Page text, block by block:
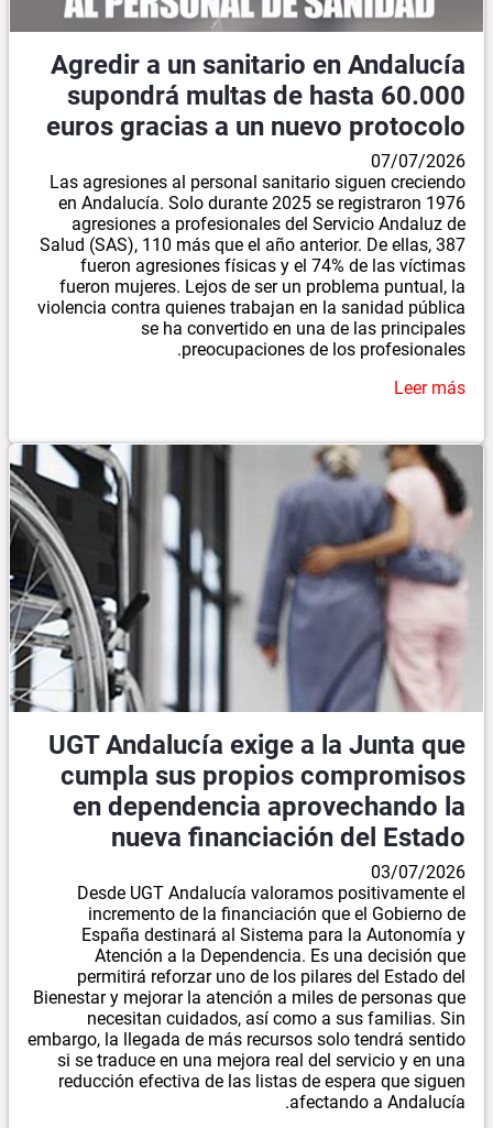
Agredir a un sanitario en Andalucía
supondrá multas de hasta 60.000
euros gracias a un nuevo protocolo
07/07/2026
Las agresiones al personal sanitario siguen creciendo
en Andalucía. Solo durante 2025 se registraron 1976
agresiones a profesionales del Servicio Andaluz de
Salud (SAS), 110 más que el año anterior. De ellas, 387
fueron agresiones físicas y el 74% de las víctimas
fueron mujeres. Lejos de ser un problema puntual, la
violencia contra quienes trabajan en la sanidad pública
se ha convertido en una de las principales
preocupaciones de los profesionales.
Leer más
UGT Andalucía exige a la Junta que
cumpla sus propios compromisos
en dependencia aprovechando la
nueva financiación del Estado
03/07/2026
Desde UGT Andalucía valoramos positivamente el
incremento de la financiación que el Gobierno de
España destinará al Sistema para la Autonomía y
Atención a la Dependencia. Es una decisión que
permitirá reforzar uno de los pilares del Estado del
Bienestar y mejorar la atención a miles de personas que
necesitan cuidados, así como a sus familias. Sin
embargo, la llegada de más recursos solo tendrá sentido
si se traduce en una mejora real del servicio y en una
reducción efectiva de las listas de espera que siguen
afectando a Andalucía.